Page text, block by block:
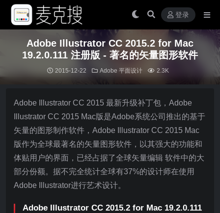
登录
Adobe Illustrator CC 2015.2 for Mac
19.2.0.111 注册版 - 著名的矢量图形软件
2015-12-22 Adobe 平面设计 2.3K
Adobe Illustrator CC 2015 最新升级补丁包，Adobe
Illustrator CC 2015 Mac版是Adobe系统公司推出的基于
矢量的图形制作软件，Adobe Illustrator CC 2015 Mac
版作为全球最著名的矢量图形软件，以其强大的功能和
体贴用户的界面，已经占据了全球矢量编辑 软件中的大
部分份额。据不完全统计全球有37%的设计师在使用
Adobe Illustrator进行艺术设计。
Adobe Illustrator CC 2015.2 for Mac 19.2.0.111